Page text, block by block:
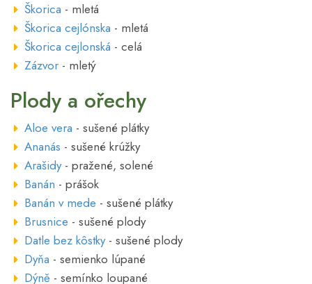
Škorica - mletá
Škorica cejlónska - mletá
Škorica cejlonská - celá
Zázvor - mletý
Plody a ořechy
Aloe vera - sušené plátky
Ananás - sušené krúžky
Arašidy- pražené, solené
Banán - prášok
Banán v mede - sušené plátky
Brusnice - sušené plody
Datle bez kôstky- sušené plody
Dyňa - semienko lúpané
Dýně - semínko loupané